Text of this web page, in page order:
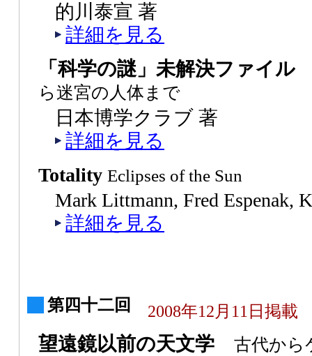
的川泰宣 著
詳細を見る
「科学の謎」未解決ファイ
ら迷宮の人体まで
日本博学クラブ 著
詳細を見る
Totality Eclipses of the Sun
Mark Littmann, Fred Espenak,
詳細を見る
第四十二回 2008年12月11日掲載
望遠鏡以前の天文学 古代から